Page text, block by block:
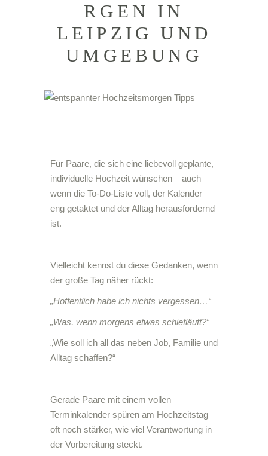
RGEN IN
LEIPZIG UND
UMGEBUNG
Für Paare, die sich eine liebevoll geplante,
individuelle Hochzeit wünschen – auch
wenn die To-Do-Liste voll, der Kalender
eng getaktet und der Alltag herausfordernd
ist.
Vielleicht kennst du diese Gedanken, wenn
der große Tag näher rückt:
„Hoffentlich habe ich nichts vergessen…“
„Was, wenn morgens etwas schiefläuft?“
„Wie soll ich all das neben Job, Familie und
Alltag schaffen?“
Gerade Paare mit einem vollen
Terminkalender spüren am Hochzeitstag
oft noch stärker, wie viel Verantwortung in
der Vorbereitung steckt.